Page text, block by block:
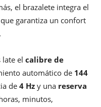
el brazalete integra el
garantiza un confort
late el calibre de
automático de 144
de4 Hz y una reserva
minutos,